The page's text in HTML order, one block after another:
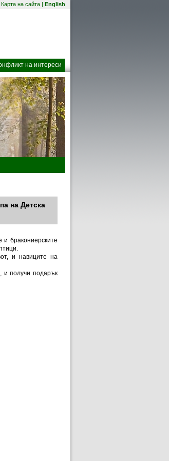
се в нов прозорец)
Карта на сайта | English
на интереси
на Детска
и бракониерските
и навиците на
и получи подарък